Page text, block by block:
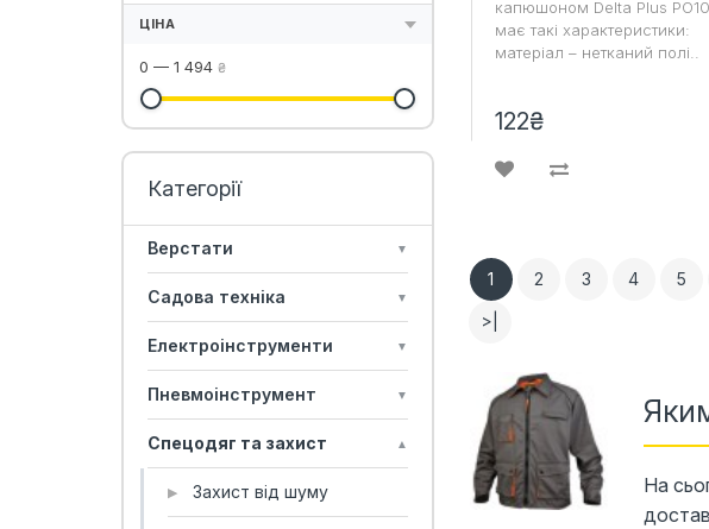
ЦІНА
0 — 1 494 ₴
Верстати ▼
Садова техніка ▼
Електроінструменти ▼
Пневмоінструмент ▼
Спецодяг та захист ▲
▶ Захист від шуму
капюшоном Delta Plus
має такі характеристики:
матеріал – нетканий полі..
122₴
1 2 3 4 5
>|
На